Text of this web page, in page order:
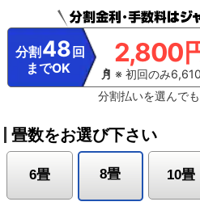
分割 48 回
までOK
2,800
※ 初回のみ
分割払いを選んで
畳数をお選び下さい
6畳 8畳 10畳